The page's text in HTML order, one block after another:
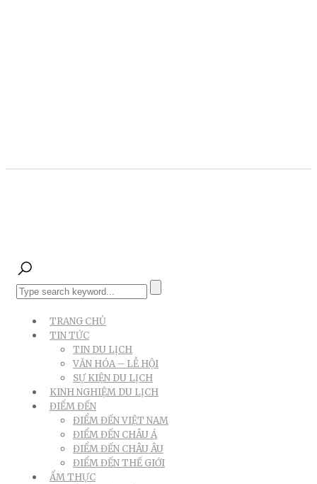
TRANG CHỦ
TIN TỨC
TIN DU LỊCH
VĂN HÓA – LỄ HỘI
SỰ KIỆN DU LỊCH
KINH NGHIỆM DU LỊCH
ĐIỂM ĐẾN
ĐIỂM ĐẾN VIỆT NAM
ĐIỂM ĐẾN CHÂU Á
ĐIỂM ĐẾN CHÂU ÂU
ĐIỂM ĐẾN THẾ GIỚI
ẨM THỰC